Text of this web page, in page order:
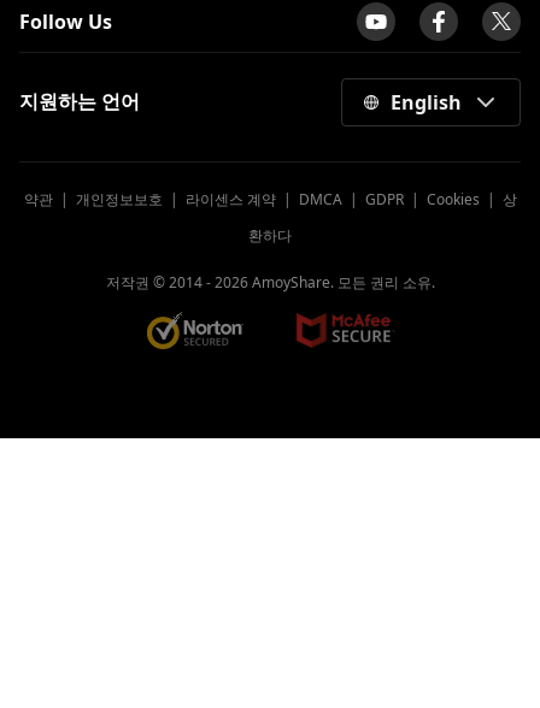
Follow Us
지원하는 언어 English
약관| 개인정보보호 | 라이센스 계약| DMCA| GDPR| Cookies | 상
환하다
저작권 © 2014 -2026AmoyShare. 모든 권리 소유.